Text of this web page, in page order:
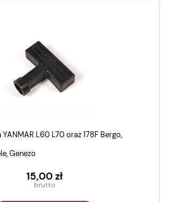
L60 L70 oraz 178F Bergo,
Genezo
15,00 zł